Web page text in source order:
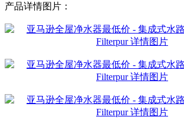
产品详情图片：